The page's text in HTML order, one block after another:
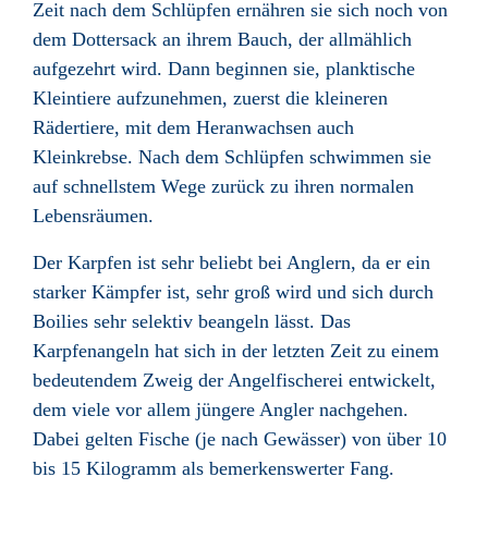
Zeit nach dem Schlüpfen ernähren sie sich noch von
dem Dottersack an ihrem Bauch, der allmählich
aufgezehrt wird. Dann beginnen sie, planktische
Kleintiere aufzunehmen, zuerst die kleineren
Rädertiere, mit dem Heranwachsen auch
Kleinkrebse. Nach dem Schlüpfen schwimmen sie
auf schnellstem Wege zurück zu ihren normalen
Lebensräumen.
Der Karpfen ist sehr beliebt bei Anglern, da er ein
starker Kämpfer ist, sehr groß wird und sich durch
Boilies sehr selektiv beangeln lässt. Das
Karpfenangeln hat sich in der letzten Zeit zu einem
bedeutendem Zweig der Angelfischerei entwickelt,
dem viele vor allem jüngere Angler nachgehen.
Dabei gelten Fische (je nach Gewässer) von über 10
bis 15 Kilogramm als bemerkenswerter Fang.